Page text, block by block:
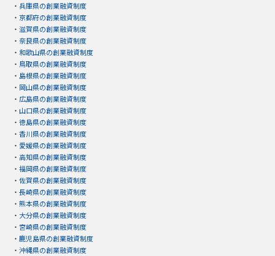
・ 兵庫県の創業融資制度
・ 京都府の創業融資制度
・ 滋賀県の創業融資制度
・ 奈良県の創業融資制度
・ 和歌山県の創業融資制度
・ 鳥取県の創業融資制度
・ 島根県の創業融資制度
・ 岡山県の創業融資制度
・ 広島県の創業融資制度
・ 山口県の創業融資制度
・ 徳島県の創業融資制度
・ 香川県の創業融資制度
・ 愛媛県の創業融資制度
・ 高知県の創業融資制度
・ 福岡県の創業融資制度
・ 佐賀県の創業融資制度
・ 長崎県の創業融資制度
・ 熊本県の創業融資制度
・ 大分県の創業融資制度
・ 宮崎県の創業融資制度
・ 鹿児島県の創業融資制度
・ 沖縄県の創業融資制度